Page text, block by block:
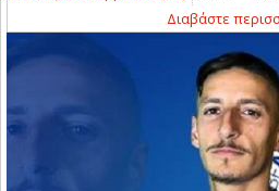
Διαβάστε